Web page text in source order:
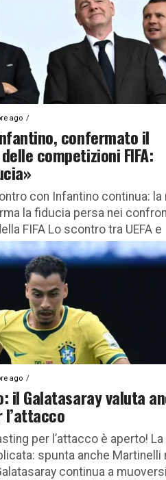
ago
confermato il
competizioni FIFA:
con Infantino continua: la
la fiducia persa nei
FIFA Lo scontro tra UEFA e
ago
il Galatasaray valuta
per l’attacco è aperto! La
spunta anche Martinelli
continua a